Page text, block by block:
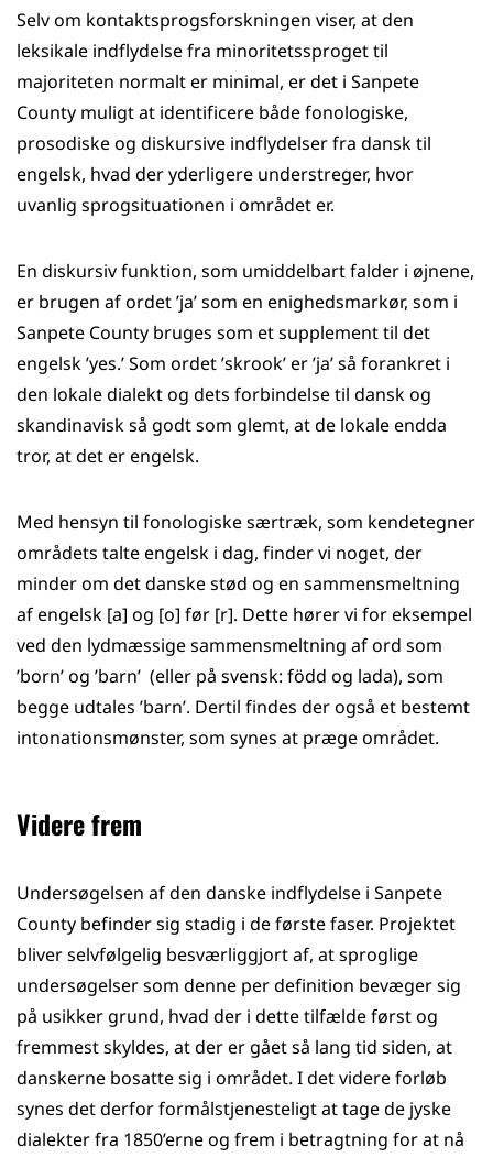
Selv om kontaktsprogsforskningen viser, at den
leksikale indflydelse fra minoritetssproget til
majoriteten normalt er minimal, er det i Sanpete
County muligt at identificere både fonologiske,
prosodiske og diskursive indflydelser fra dansk til
engelsk, hvad der yderligere understreger, hvor
uvanlig sprogsituationen i området er.
En diskursiv funktion, som umiddelbart falder i øjnene,
er brugen af ordet ’ja’ som en enighedsmarkør, som i
Sanpete County bruges som et supplement til det
engelsk ’yes.’ Som ordet ’skrook’ er ’ja’ så forankret i
den lokale dialekt og dets forbindelse til dansk og
skandinavisk så godt som glemt, at de lokale endda
tror, at det er engelsk.
Med hensyn til fonologiske særtræk, som kendetegner
områdets talte engelsk i dag, finder vi noget, der
minder om det danske stød og en sammensmeltning
af engelsk [a] og [o] før [r]. Dette hører vi for eksempel
ved den lydmæssige sammensmeltning af ord som
’born’ og ’barn’ (eller på svensk: född og lada), som
begge udtales ’barn’. Dertil findes der også et bestemt
intonationsmønster, som synes at præge området.
Videre frem
Undersøgelsen af den danske indflydelse i Sanpete
County befinder sig stadig i de første faser. Projektet
bliver selvfølgelig besværliggjort af, at sproglige
undersøgelser som denne per definition bevæger sig
på usikker grund, hvad der i dette tilfælde først og
fremmest skyldes, at der er gået så lang tid siden, at
danskerne bosatte sig i området. I det videre forløb
synes det derfor formålstjenesteligt at tage de jyske
dialekter fra 1850’erne og frem i betragtning for at nå